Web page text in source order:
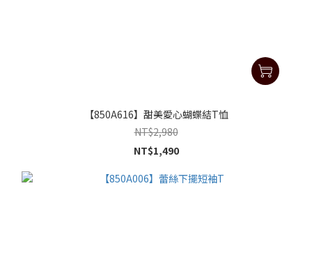
【850A616】甜美愛心蝴蝶結T恤
NT$2,980
NT$1,490